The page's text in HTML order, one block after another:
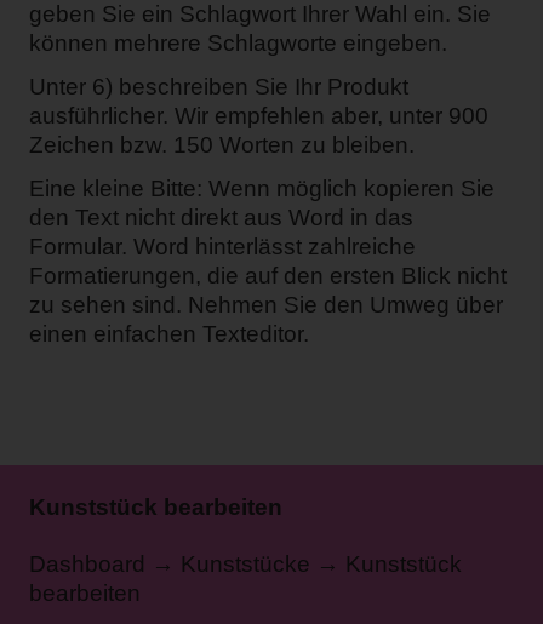
geben Sie ein Schlagwort Ihrer Wahl ein. Sie
können mehrere Schlagworte eingeben.
Unter 6) beschreiben Sie Ihr Produkt
ausführlicher. Wir empfehlen aber, unter 900
Zeichen bzw. 150 Worten zu bleiben.
Eine kleine Bitte: Wenn möglich kopieren Sie
den Text nicht direkt aus Word in das
Formular. Word hinterlässt zahlreiche
Formatierungen, die auf den ersten Blick nicht
zu sehen sind. Nehmen Sie den Umweg über
einen einfachen Texteditor.
Kunststück bearbeiten
Dashboard → Kunststücke → Kunststück
bearbeiten